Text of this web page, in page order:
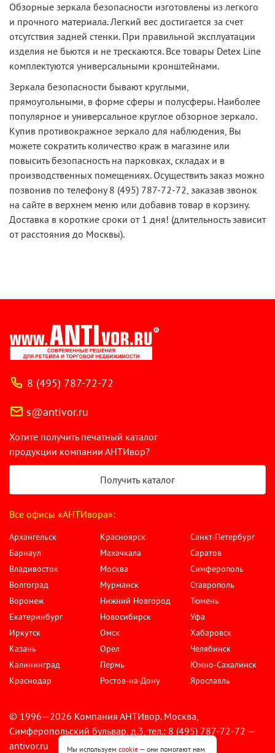
Обзорные зеркала безопасности изготовлены из легкого
и прочного материала. Легкий вес достигается за счет
отсутствия задней стенки. При правильной эксплуатации
изделия не бьются и не трескаются. Все товары Detex Line
комплектуются универсальными кронштейнами.
Зеркала безопасности бывают круглыми,
прямоугольными, в форме сферы и полусферы. Наиболее
популярное и универсальное круглое обзорное зеркало.
Купив противокражное зеркало для наблюдения, Вы
можете сократить количество краж в магазине или
повысить безопасность на парковках, складах и в
производственных помещениях. Осуществить заказ можно
позвонив по телефону 8 (495) 787-72-72, заказав звонок
на сайте в верхнем меню или добавив товар в корзину.
Доставка в короткие сроки от 1 дня! (длительность зависит
от расстояния до Москвы).
8 (495) 787-72-72
s@antivor.ru
Хотите получить печатный каталог
продукции компании АНТИвор?
Получить каталог
Все офисы «АНТИвора»:
Архангельск
Барнаул
Владивосток
Волгоград
Воронеж
Екатеринбург
Иркутск
Казань
Калининград
Краснодар
Красноярск
Махачкала
Москва
Мурманск
Нижний Новгород
Новосибирск
Омск
Орел
Пермь
Ростов-на-Дону
Санкт-Петербург
Саратов
Симферополь
Ставрополь
Тюмень
Уфа
Хабаровск
Челябинск
Южно-Сахалинск
Ярославль
© 1996—2026 Компания АНТИвор. Москва,
Симферопольский бульвар, д.3, тел.: 8 (495) 787-72-72 —
antivor.ru
Мы используем cookie — они помогают нам